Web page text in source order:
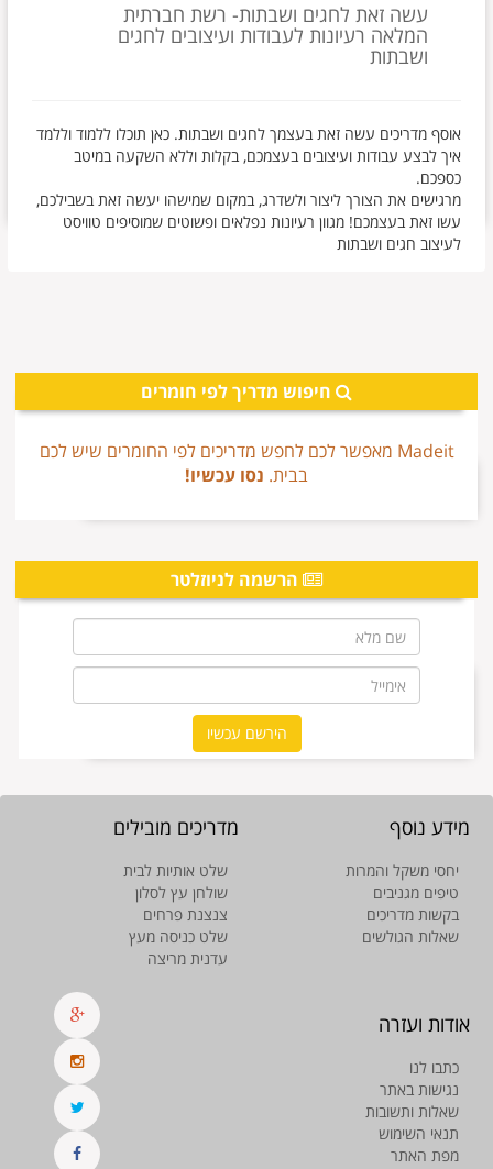
עשה זאת לחגים ושבתות- רשת חברתית
המלאה רעיונות לעבודות ועיצובים לחגים
ושבתות
אוסף מדריכים עשה זאת בעצמך לחגים ושבתות. כאן תוכלו ללמוד וללמד
איך לבצע עבודות ועיצובים בעצמכם, בקלות וללא השקעה במיטב
כספכם.
מרגישים את הצורך ליצור ולשדרג, במקום שמישהו יעשה זאת בשבילכם,
עשו זאת בעצמכם! מגוון רעיונות נפלאים ופשוטים שמוסיפים טוויסט
לעיצוב חגים ושבתות
חיפוש מדריך לפי חומרים
Madeit מאפשר לכם לחפש מדריכים לפי החומרים שיש לכם
בבית. נסו עכשיו!
הרשמה לניוזלטר
מדריכים מובילים
שלט אותיות לבית
שולחן עץ לסלון
צנצנת פרחים
שלט כניסה מעץ
עדנית מריצה
מידע נוסף
יחסי משקל והמרות
טיפים מגניבים
בקשות מדריכים
שאלות הגולשים
אודות ועזרה
כתבו לנו
נגישות באתר
שאלות ותשובות
תנאי השימוש
מפת האתר